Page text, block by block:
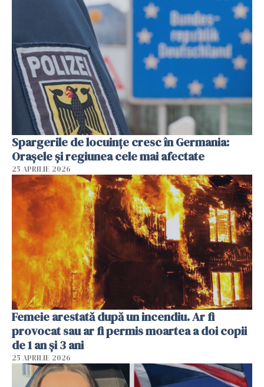
Spargerile de locuințe cresc în Germania:
Orașele și regiunea cele mai afectate
25 APRILIE 2026
Femeie arestată după un incendiu. Ar fi
provocat sau ar fi permis moartea a doi copii
de 1 an și 3 ani
25 APRILIE 2026